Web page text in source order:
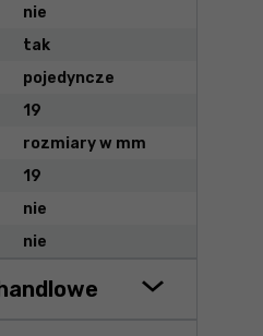
nie
tak
pojedyncze
19
rozmiary w mm
19
nie
nie